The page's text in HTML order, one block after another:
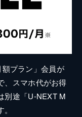
額プラン」会員が
、スマホ代がお得
別途「U-NEXT M